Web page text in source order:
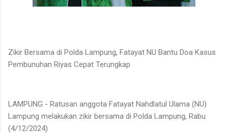
Zikir Bersama di Polda Lampung, Fatayat NU Bantu Doa Kasus
Pembunuhan Riyas Cepat Terungkap
LAMPUNG - Ratusan anggota Fatayat Nahdlatul Ulama (NU)
Lampung melakukan zikir bersama di Polda Lampung, Rabu
(4/12/2024)